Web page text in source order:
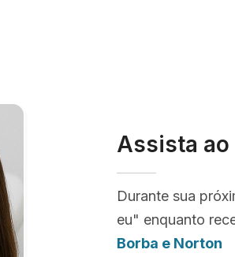
Assista
Durante sua
eu" enquanto
Borba e Norton